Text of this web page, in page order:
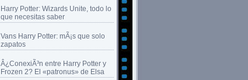
Harry Potter: Wizards Unite, todo lo
que necesitas saber
Vans Harry Potter: mÃ¡s que solo
zapatos
Â¿ConexiÃ³n entre Harry Potter y
Frozen 2? El «patronus» de Elsa